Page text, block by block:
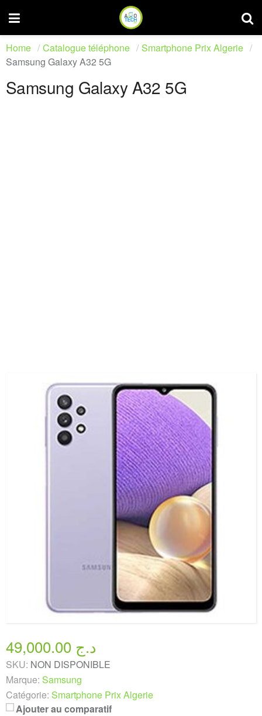
Home Catalogue téléphone
Smartphone Prix Algerie
Samsung Galaxy A32 5G
Samsung Galaxy A32 5G
49,000.00 د.ج
SKU: NON DISPONIBLE
Marque: Samsung
Catégorie: Smartphone Prix Algerie
Ajouter au comparatif